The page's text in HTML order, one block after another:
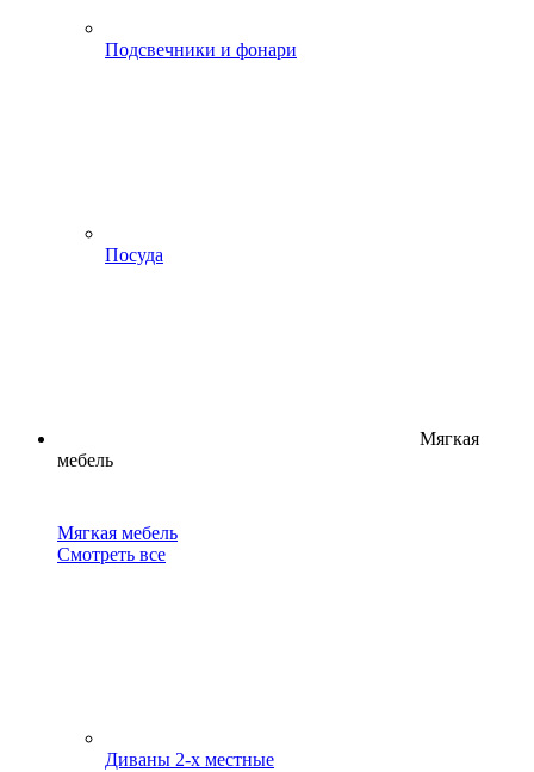
Подсвечники и фонари
Посуда
Мягкая
мебель
Мягкая мебель
Смотреть все
Диваны 2-х местные